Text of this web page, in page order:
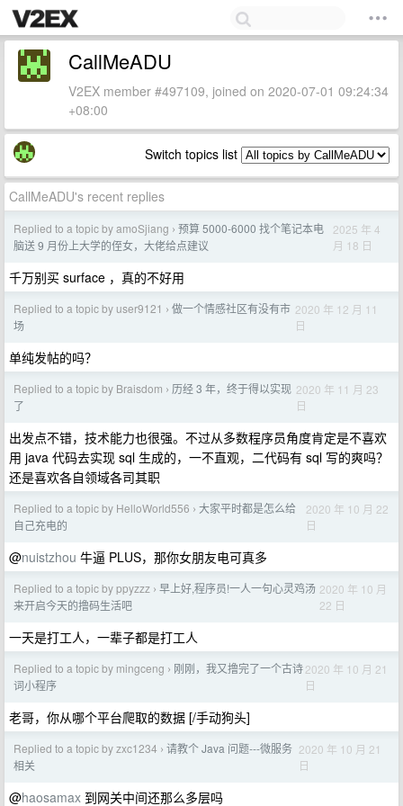
CallMeADU
V2EX member #497109, joined on 2020-07-01 09:24:34
+08:00
Switch topics list
CallMeADU's recent replies
Replied to a topic by amoSjiang › 预算 5000-6000 找个笔记本电
脑送 9 月份上大学的侄女，大佬给点建议
2025 年 4
月 18 日
千万别买 surface ，真的不好用
Replied to a topic by user9121 › 做一个情感社区有没有市
场
2020 年 12 月 11
日
单纯发帖的吗？
Replied to a topic by Braisdom › 历经 3 年，终于得以实现
了
2020 年 11 月 23
日
出发点不错，技术能力也很强。不过从多数程序员角度肯定是不喜欢
用 java 代码去实现 sql 生成的，一不直观，二代码有 sql 写的爽吗？
还是喜欢各自领域各司其职
Replied to a topic by HelloWorld556 › 大家平时都是怎么给
自己充电的
2020 年 10 月 22
日
@nuistzhou 牛逼 PLUS，那你女朋友电可真多
Replied to a topic by ppyzzz › 早上好,程序员!一人一句心灵鸡汤
来开启今天的撸码生活吧
2020 年 10 月
22 日
一天是打工人，一辈子都是打工人
Replied to a topic by mingceng › 刚刚，我又撸完了一个古诗
词小程序
2020 年 10 月 21
日
老哥，你从哪个平台爬取的数据 [/手动狗头]
Replied to a topic by zxc1234 › 请教个 Java 问题---微服务
相关
2020 年 10 月 21
日
@haosamax 到网关中间还那么多层吗